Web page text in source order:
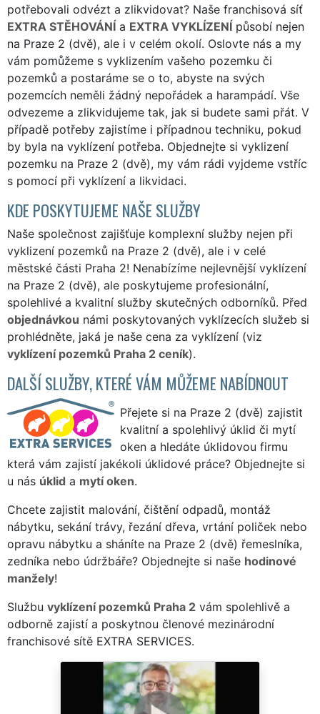
potřebovali odvézt a zlikvidovat? Naše franchisová síť
EXTRA STĚHOVÁNÍ a EXTRA VYKLÍZENÍ působí nejen
na Praze 2 (dvě), ale i v celém okolí. Oslovte nás a my
vám pomůžeme s vyklizením vašeho pozemku či
pozemků a postaráme se o to, abyste na svých
pozemcích neměli žádný nepořádek a harampádí. Vše
odvezeme a zlikvidujeme tak, jak si budete sami přát. V
případě potřeby zajistíme i případnou techniku, pokud
by byla na vyklízení potřeba. Objednejte si vyklizení
pozemku na Praze 2 (dvě), my vám rádi vyjdeme vstříc
s pomocí při vyklízení a likvidaci.
KDE POSKYTUJEME NAŠE SLUŽBY
Naše společnost zajišťuje komplexní služby nejen při
vyklizení pozemků na Praze 2 (dvě), ale i v celé
městské části Praha 2! Nenabízíme nejlevnější vyklízení
na Praze 2 (dvě), ale poskytujeme profesionální,
spolehlivé a kvalitní služby skutečných odborníků. Před
objednávkou námi poskytovaných vyklízecích služeb si
prohlédněte, jaká je naše cena za vyklízení (viz
vyklízení pozemků Praha 2 ceník).
DALŠÍ SLUŽBY, KTERÉ VÁM MŮŽEME NABÍDNOUT
Přejete si na Praze 2 (dvě) zajistit
kvalitní a spolehlivý úklid či mytí
oken a hledáte úklidovou firmu
která vám zajistí jakékoli úklidové práce? Objednejte si
u nás úklid a mytí oken.
Chcete zajistit malování, čištění odpadů, montáž
nábytku, sekání trávy, řezání dřeva, vrtání poliček nebo
opravu nábytku a sháníte na Praze 2 (dvě) řemeslníka,
zedníka nebo údržbáře? Objednejte si naše hodinové
manžely!
Službu vyklízení pozemků Praha 2 vám spolehlivě a
odborně zajistí a poskytnou členové mezinárodní
franchisové sítě EXTRA SERVICES.